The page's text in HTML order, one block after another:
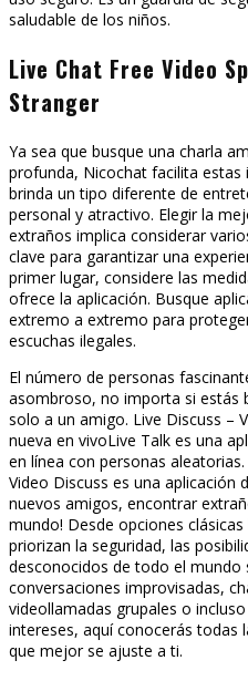
saludable de los niños.
Live Chat Free Video
Stranger
Ya sea que busque una charla
profunda, Nicochat facilita estas
brinda un tipo diferente de
personal y atractivo. Elegir la
extraños implica considerar
clave para garantizar una
primer lugar, considere las
ofrece la aplicación. Busque
extremo a extremo para
escuchas ilegales.
El número de personas
asombroso, no importa si estás
solo a un amigo. Live Discuss –
nueva en vivoLive Talk es una
en línea con personas aleatorias.
Video Discuss es una aplicación
nuevos amigos, encontrar
mundo! Desde opciones
priorizan la seguridad, las
desconocidos de todo el mundo
conversaciones improvisadas,
videollamadas grupales o
intereses, aquí conocerás todas
que mejor se ajuste a ti.